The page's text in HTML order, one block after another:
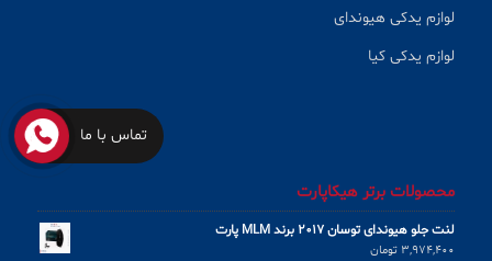
لوازم یدکی هیوندای
لوازم یدکی کیا
محصولات برتر هیکاپارت
لنت جلو هیوندای توسان 2017 برند MLM پارت
3,974,400 تومان
تماس با ما